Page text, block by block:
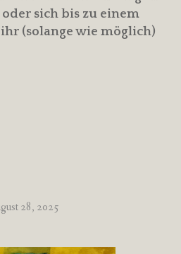
sich bis zu einem
(solange wie möglich)
28, 2025